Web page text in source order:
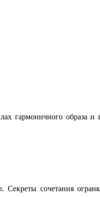
гармоничного образа
сочетания